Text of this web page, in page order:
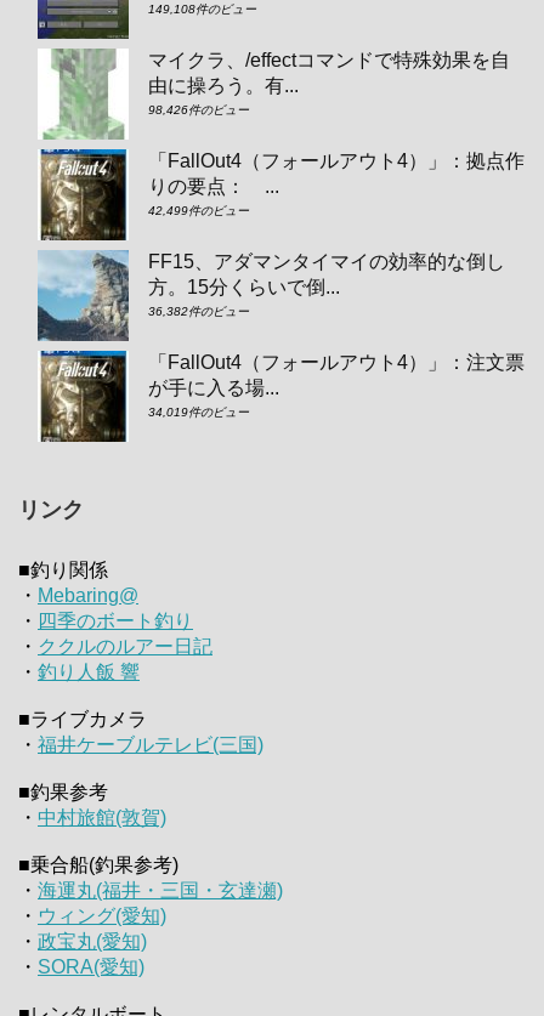
149,108件のビュー
マイクラ、/effectコマンドで特殊効果を自
由に操ろう。有...
98,426件のビュー
「FallOut4（フォールアウト4）」：拠点作
りの要点： ...
42,499件のビュー
FF15、アダマンタイマイの効率的な倒し
方。15分くらいで倒...
36,382件のビュー
「FallOut4（フォールアウト4）」：注文票
が手に入る場...
34,019件のビュー
リンク
■釣り関係
・ Mebaring@
・ 四季のボート釣り
・ ククルのルアー日記
・ 釣り人飯 響
■ライブカメラ
・ 福井ケーブルテレビ(三国)
■釣果参考
・ 中村旅館(敦賀)
■乗合船(釣果参考)
・ 海運丸(福井・三国・玄達瀬)
・ ウィング(愛知)
・ 政宝丸(愛知)
・ SORA(愛知)